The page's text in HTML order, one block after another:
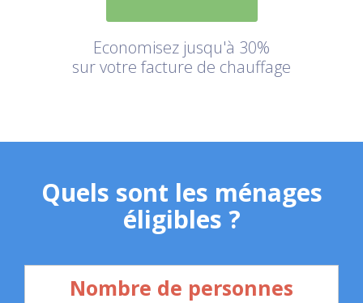
Economisez jusqu'à 30%
sur votre facture de chauffage
Quels sont les ménages
éligibles ?